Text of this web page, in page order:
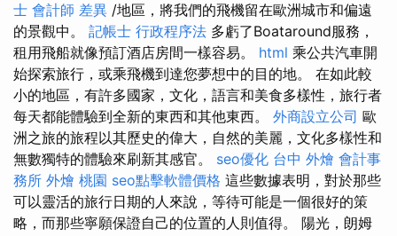
士 會計師 差異 /地區，將我們的飛機留在歐洲城市和偏遠
的景觀中。 記帳士 行政程序法 多虧了Boataround服務，
租用飛船就像預訂酒店房間一樣容易。 html 乘公共汽車開
始探索旅行，或乘飛機到達您夢想中的目的地。 在如此較
小的地區，有許多國家，文化，語言和美食多樣性，旅行者
每天都能體驗到全新的東西和其他東西。 外商設立公司 歐
洲之旅的旅程以其歷史的偉大，自然的美麗，文化多樣性和
無數獨特的體驗來刷新其感官。 seo優化 台中 外燴 會計事
務所 外燴 桃園 seo點擊軟體價格 這些數據表明，對於那些
可以靈活的旅行日期的人來說，等待可能是一個很好的策
略，而那些寧願保證自己的位置的人則值得。 陽光，朗姆